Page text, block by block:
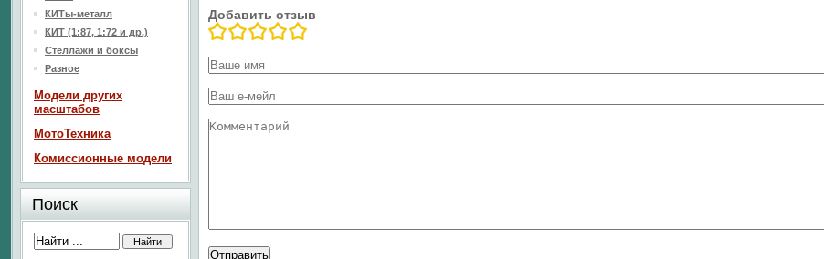
Добавить отзыв
КИТы-металл
КИТ (1:87, 1:72 и др.)
Стеллажи и боксы
Разное
Модели других
масштабов
МотоТехника
Комиссионные модели
Поиск